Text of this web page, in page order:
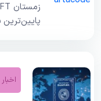
اخبار NFT